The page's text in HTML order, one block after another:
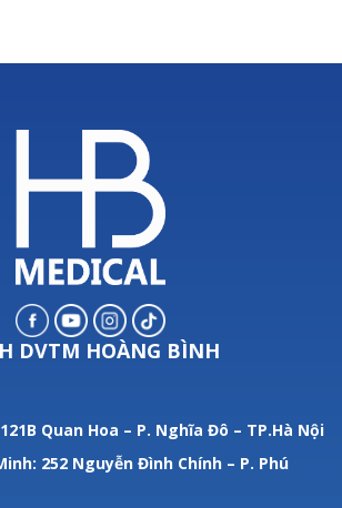
DVTM HOÀNG BÌNH
Quan Hoa – P. Nghĩa Đô – TP.Hà Nội
252 Nguyễn Đình Chính – P. Phú